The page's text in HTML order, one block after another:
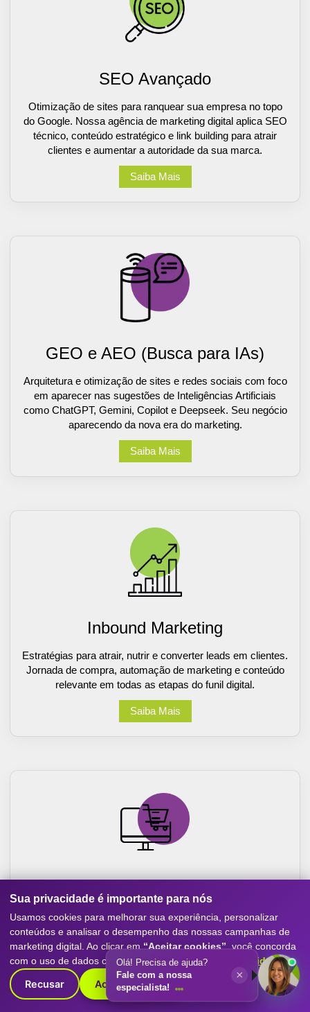
SEO Avançado
Otimização de sites para ranquear sua empresa no topo
do Google. Nossa agência de marketing digital aplica SEO
técnico, conteúdo estratégico e link building para atrair
clientes e aumentar a autoridade da sua marca.
Saiba Mais
GEO e AEO (Busca para IAs)
Arquitetura e otimização de sites e redes sociais com foco
em aparecer nas sugestões de Inteligências Artificiais
como ChatGPT, Gemini, Copilot e Deepseek. Seu negócio
aparecendo da nova era do marketing.
Saiba Mais
Inbound Marketing
Estratégias para atrair, nutrir e converter leads em clientes.
Jornada de compra, automação de marketing e conteúdo
relevante em todas as etapas do funil digital.
Saiba Mais
Criação de sites otimizados para conversão, com
experiência mobile-first, SEO e performance. Destaque
sua empresa com o melhor do marketing digital.
Saiba Mais
Sua privacidade é importante para nós
Usamos cookies para melhorar sua experiência, personalizar
conteúdos e analisar o desempenho das nossas campanhas de
marketing digital. Ao clicar em “Aceitar cookies” , você concorda
com o uso de dados conforme nossaPolítica de Privacidade.
Recusar Aceitar cookies
Olá! Precisa de ajuda?
Fale com a nossa
especialista!
×